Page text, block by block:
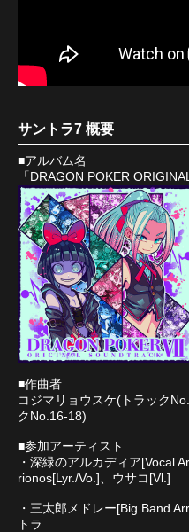
サントラ7 概要
■アルバム名
「DRAGON POKER
■作曲者
コジマリョウスケ(トラック
クNo.16-18)
■参加アーティスト
・深緑のアルカディア[Vocal
rionos[Lyr./Vo.]、ウサコ[Vl.]
・三太郎メドレー[Big Band
トラ